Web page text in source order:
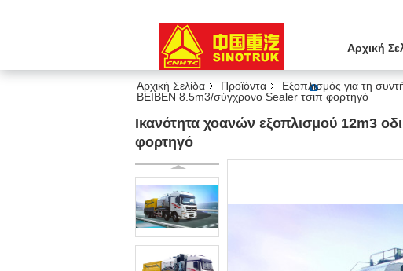
Αρχική
Αρχική Σελίδα Προϊόντα Εξοπλισμός για τη
BEIBEN 8.5m3/σύγχρονο Sealer τσιπ φορτηγό
Ικανότητα χοανών εξοπλισμού 12m3
φορτηγό